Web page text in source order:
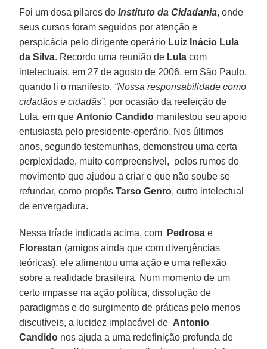
Foi um dosa pilares doInstituto da Cidadania, onde
seus cursos foram seguidos por atenção e
perspicácia pelo dirigente operário Luiz Inácio Lula
da Silva. Recordo uma reunião de Lula com
intelectuais, em 27 de agosto de 2006, em São Paulo,
quando li o manifesto, “Nossa responsabilidade como
cidadãos e cidadãs”, por ocasião da reeleição de
Lula, em que Antonio Candido manifestou seu apoio
entusiasta pelo presidente-operário. Nos últimos
anos, segundo testemunhas, demonstrou uma certa
perplexidade, muito compreensível, pelos rumos do
movimento que ajudou a criar e que não soube se
refundar, como propôsTarso Genro, outro intelectual
de envergadura.
Nessa tríade indicada acima, com Pedrosa e
Florestan (amigos ainda que com divergências
teóricas), ele alimentou uma ação e uma reflexão
sobre a realidade brasileira. Num momento de um
certo impasse na ação política, dissolução de
paradigmas e do surgimento de práticas pelo menos
discutíveis, a lucidez implacável de Antonio
Candido nos ajuda a uma redefinição profunda de